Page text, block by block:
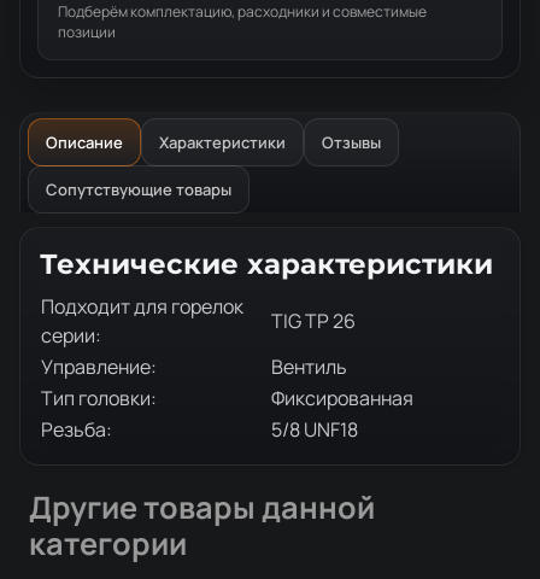
Подберём комплектацию, расходники и совместимые
позиции
Описание Характеристики Отзывы
Сопутствующие товары
Описание товара
Технические характеристики
Подходит для горелок
серии:
TIG TP 26
Управление:
Вентиль
Тип головки:
Фиксированная
Резьба:
5/8 UNF18
Другие товары данной
категории